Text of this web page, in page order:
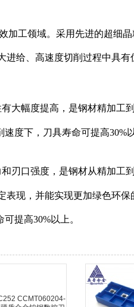
加工领域。采用先进的超细
给、高速度切削过程中具有
大幅度提高，是钢材精加工
速度下，刀具寿命可提高30%
刃口强度，是钢材从精加工
表现，并能实现更加绿色环保
提高30%以上。